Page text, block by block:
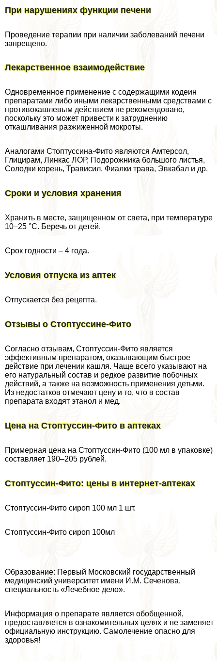
При нарушениях функции печени
Проведение терапии при наличии заболеваний печени
запрещено.
Лекарственное взаимодействие
Одновременное применение с содержащими кодеин
препаратами либо иными лекарственными средствами с
противокашлевым действием не рекомендовано,
поскольку это может привести к затруднению
откашливания разжиженной мокроты.
Аналогами Стоптуссина-Фито являются Амтерсол,
Глицирам, Линкас ЛОР, Подорожника большого листья,
Солодки корень, Трависил, Фиалки трава, Эвкабал и др.
Сроки и условия хранения
Хранить в месте, защищенном от света, при температуре
10–25 °C. Беречь от детей.
Срок годности – 4 года.
Условия отпуска из аптек
Отпускается без рецепта.
Отзывы о Стоптуссине-Фито
Согласно отзывам, Стоптуссин-Фито является
эффективным препаратом, оказывающим быстрое
действие при лечении кашля. Чаще всего указывают на
его натуральный состав и редкое развитие побочных
действий, а также на возможность применения детьми.
Из недостатков отмечают цену и то, что в состав
препарата входят этанол и мед.
Цена на Стоптуссин-Фито в аптеках
Примерная цена на Стоптуссин-Фито (100 мл в упаковке)
составляет 190–205 рублей.
Стоптуссин-Фито: цены в интернет-аптеках
Стоптуссин-Фито сироп 100 мл 1 шт.
Стоптуссин-Фито сироп 100мл
Образование: Первый Московский государственный
медицинский университет имени И.М. Сеченова,
специальность «Лечебное дело».
Информация о препарате является обобщенной,
предоставляется в ознакомительных целях и не заменяет
официальную инструкцию. Самолечение опасно для
здоровья!